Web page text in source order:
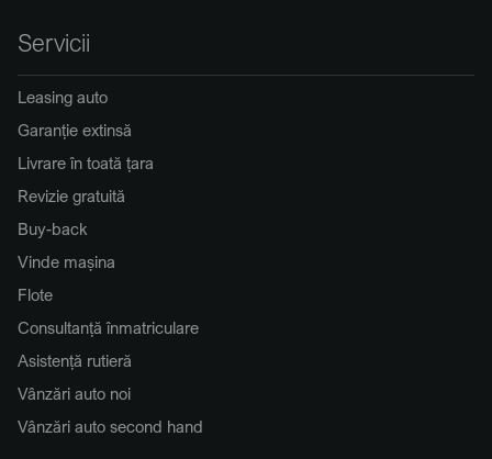
Servicii
Leasing auto
Garanție extinsă
Livrare în toată țara
Revizie gratuită
Buy-back
Vinde mașina
Flote
Consultanță înmatriculare
Asistență rutieră
Vânzări auto noi
Vânzări auto second hand